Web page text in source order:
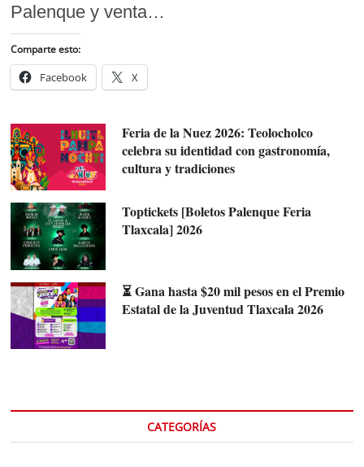
Palenque y venta…
Comparte esto:
Facebook X
Feria de la Nuez 2026: Teolocholco
celebra su identidad con gastronomía,
cultura y tradiciones
Toptickets [Boletos Palenque Feria
Tlaxcala] 2026
⏳ Gana hasta $20 mil pesos en el Premio
Estatal de la Juventud Tlaxcala 2026
CATEGORÍAS